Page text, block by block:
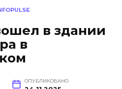
в здании
в
ОПУБЛИКОВАНО